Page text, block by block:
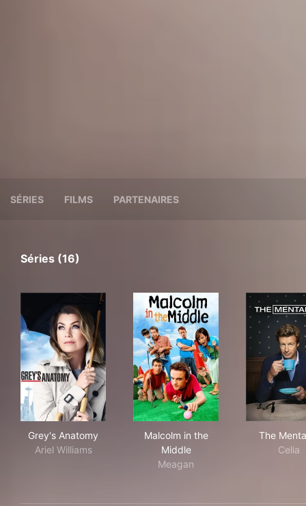
SÉRIES FILMS PARTENAIRES
Séries (16)
Grey's Anatomy
Ariel Williams
Malcolm in the
Middle
Meagan
The
Celia